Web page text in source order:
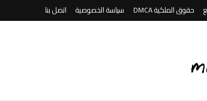
حقوق الملكية DMCA سياسة الخصوصية اتصل بنا